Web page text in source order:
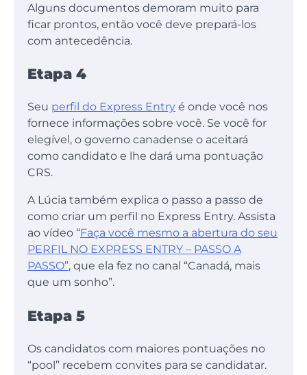
Alguns documentos demoram muito para
ficar prontos, então você deve prepará-los
com antecedência.
Etapa 4
Seu perfil do Express Entry é onde você nos
fornece informações sobre você. Se você for
elegível, o governo canadense o aceitará
como candidato e lhe dará uma pontuação
CRS.
A Lúcia também explica o passo a passo de
como criar um perfil no Express Entry. Assista
ao vídeo “Faça você mesmo a abertura do seu
PERFIL NO EXPRESS ENTRY – PASSO A
PASSO”, que ela fez no canal “Canadá, mais
que um sonho”.
Etapa 5
Os candidatos com maiores pontuações no
“pool” recebem convites para se candidatar.